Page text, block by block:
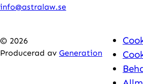
info@astralaw.se
© 2026
Producerad av Generation